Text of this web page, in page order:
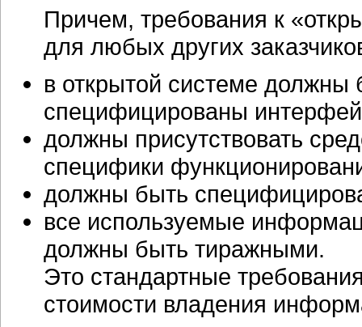
Причем, требования к
для любых других
в открытой системе
специфицированы
должны присутствовать
специфики
должны быть
все используемые
должны быть тиражными.
Это стандартные
стоимости владения